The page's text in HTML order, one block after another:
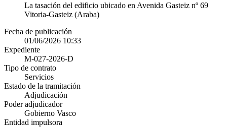
La tasación del edificio ubicado en Avenida Gasteiz nº 69
Vitoria-Gasteiz (Araba)
Fecha de publicación
01/06/2026 10:33
Expediente
M-027-2026-D
Tipo de contrato
Servicios
Estado de la tramitación
Adjudicación
Poder adjudicador
Gobierno Vasco
Entidad impulsora